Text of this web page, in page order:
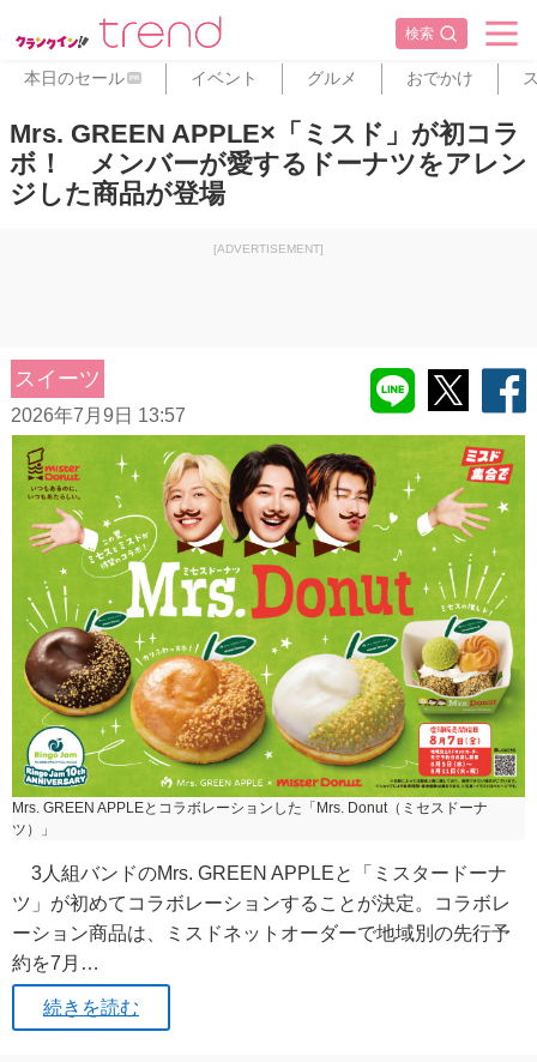
検索
本日のセール PR イベント グルメ おでかけ
Mrs. GREEN APPLE×「ミスド」が初コラ
ボ！ メンバーが愛するドーナツをアレン
ジした商品が登場
[ADVERTISEMENT]
スイーツ
2026年7月9日 13:57
Mrs. GREEN APPLEとコラボレーションした「Mrs. Donut（ミセスドーナ
ツ）」
3人組バンドのMrs. GREEN APPLEと「ミスタードーナ
ツ」が初めてコラボレーションすることが決定。コラボレ
ーション商品は、ミスドネットオーダーで地域別の先行予
約を7月…
続きを読む